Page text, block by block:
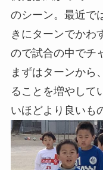
のシーン。最近で
きにターンでかわ
ので試合の中でチ
まずはターンから
ることを増やして
いほどより良いも